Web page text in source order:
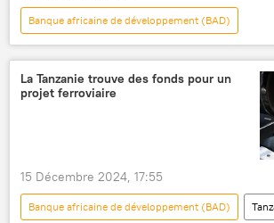
Banque africaine de développement (BAD)
monnaie
étalon or
minerais
fluctuations
investissements
La Tanzanie trouve des fonds pour un
projet ferroviaire
15 Décembre 2024, 17:55
Banque africaine de développement (BAD)